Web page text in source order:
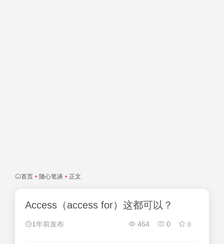
首页 • 随心笔谈 • 正文
Access（access for）这都可以？
1年前发布 464 0 0